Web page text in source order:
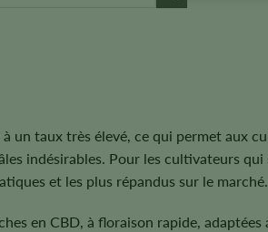
un taux très élevé, ce qui permet aux
indésirables. Pour les cultivateurs
et les plus répandus sur le marché.
en CBD, à floraison rapide,